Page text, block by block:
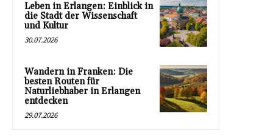
Leben in Erlangen: Einblick in
die Stadt der Wissenschaft
und Kultur
30.07.2026
Wandern in Franken: Die
besten Routen für
Naturliebhaber in Erlangen
entdecken
29.07.2026